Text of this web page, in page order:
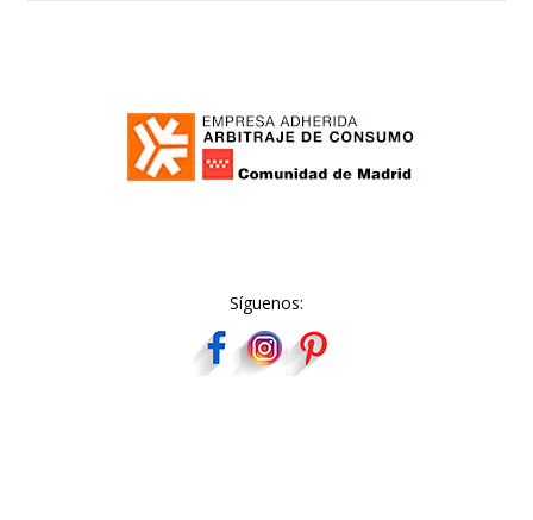
Síguenos: